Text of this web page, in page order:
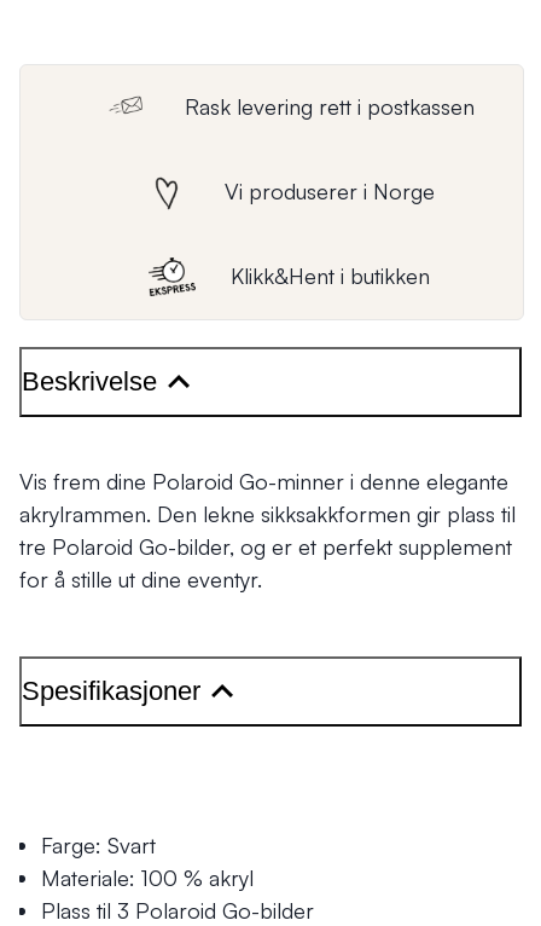
Rask levering rett i postkassen
Vi produserer i Norge
Klikk&Hent i butikken
Beskrivelse
Vis frem dine Polaroid Go-minner i denne elegante
akrylrammen. Den lekne sikksakkformen gir plass til
tre Polaroid Go-bilder, og er et perfekt supplement
for å stille ut dine eventyr.
Spesifikasjoner
Farge: Svart
Materiale: 100 % akryl
Plass til 3 Polaroid Go-bilder